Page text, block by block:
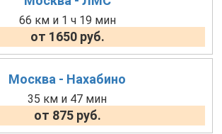
66 км и 1 ч 19 мин
от 1650 руб.
Москва - Нахабино
35 км и 47 мин
от 875 руб.